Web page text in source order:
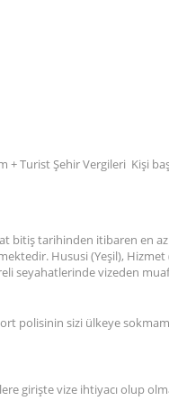
+ Turist Şehir Vergileri Kişi
bitiş tarihinden itibaren en
Hususi (Yeşil),
seyahatlerinde vizeden
polisinin sizi ülkeye
girişte vize ihtiyacı olup